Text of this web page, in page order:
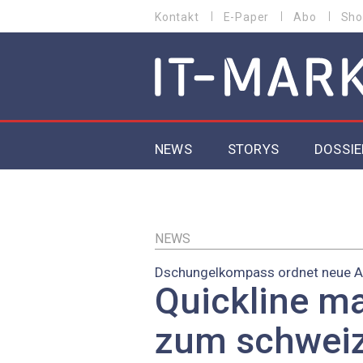
zum
MENU
Kontakt E-Paper Abo
MAIN NAVIGATION
NEWS STORYS
EU-
NEWS
Dschungelkompass ordnet neue
Quickline
zum